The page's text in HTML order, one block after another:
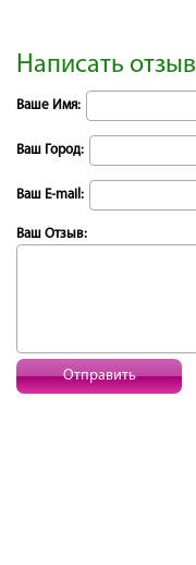
Написать отзыв
Ваше Имя:
Ваш Город:
Ваш E-mail:
Ваш Отзыв:
Отправить